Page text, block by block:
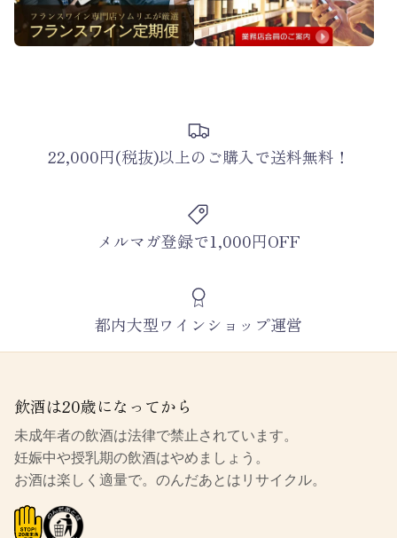
22,000円(税抜)以上のご購入で送料無料！
メルマガ登録で1,000円OFF
都内大型ワインショップ運営
飲酒は20歳になってから
未成年者の飲酒は法律で禁止されています。
妊娠中や授乳期の飲酒はやめましょう。
お酒は楽しく適量で。のんだあとはリサイクル。